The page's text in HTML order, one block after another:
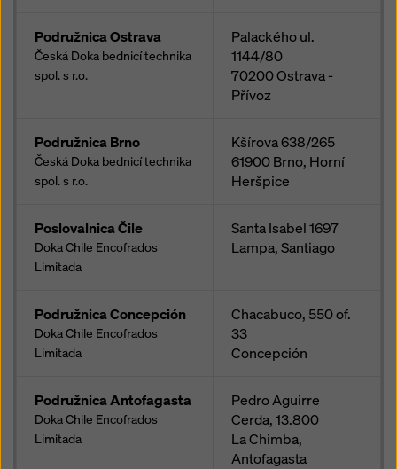
Podružnica Ostrava
Česká Doka bednicí technika
spol. s r.o.
Palackého ul.
1144/80
70200Ostrava -
Přívoz
Podružnica Brno
Česká Doka bednicí technika
spol. s r.o.
Kšírova 638/265
61900Brno, Horní
Heršpice
Poslovalnica Čile
Doka Chile Encofrados
Limitada
Santa Isabel 1697
Lampa, Santiago
Podružnica Concepción
Doka Chile Encofrados
Limitada
Chacabuco, 550 of.
33
Concepción
Podružnica Antofagasta
Doka Chile Encofrados
Limitada
Pedro Aguirre
Cerda, 13.800
La Chimba,
Antofagasta